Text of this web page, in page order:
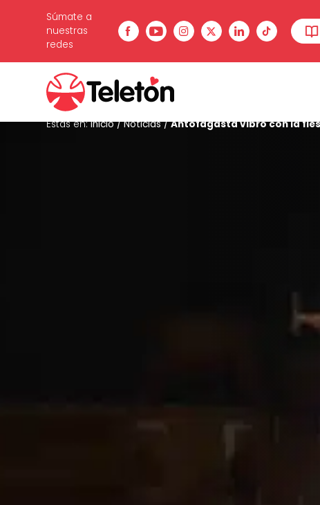
Súmate a
nuestras
redes
Estás en:Inicio/Noticias/Antofagasta vibró con la